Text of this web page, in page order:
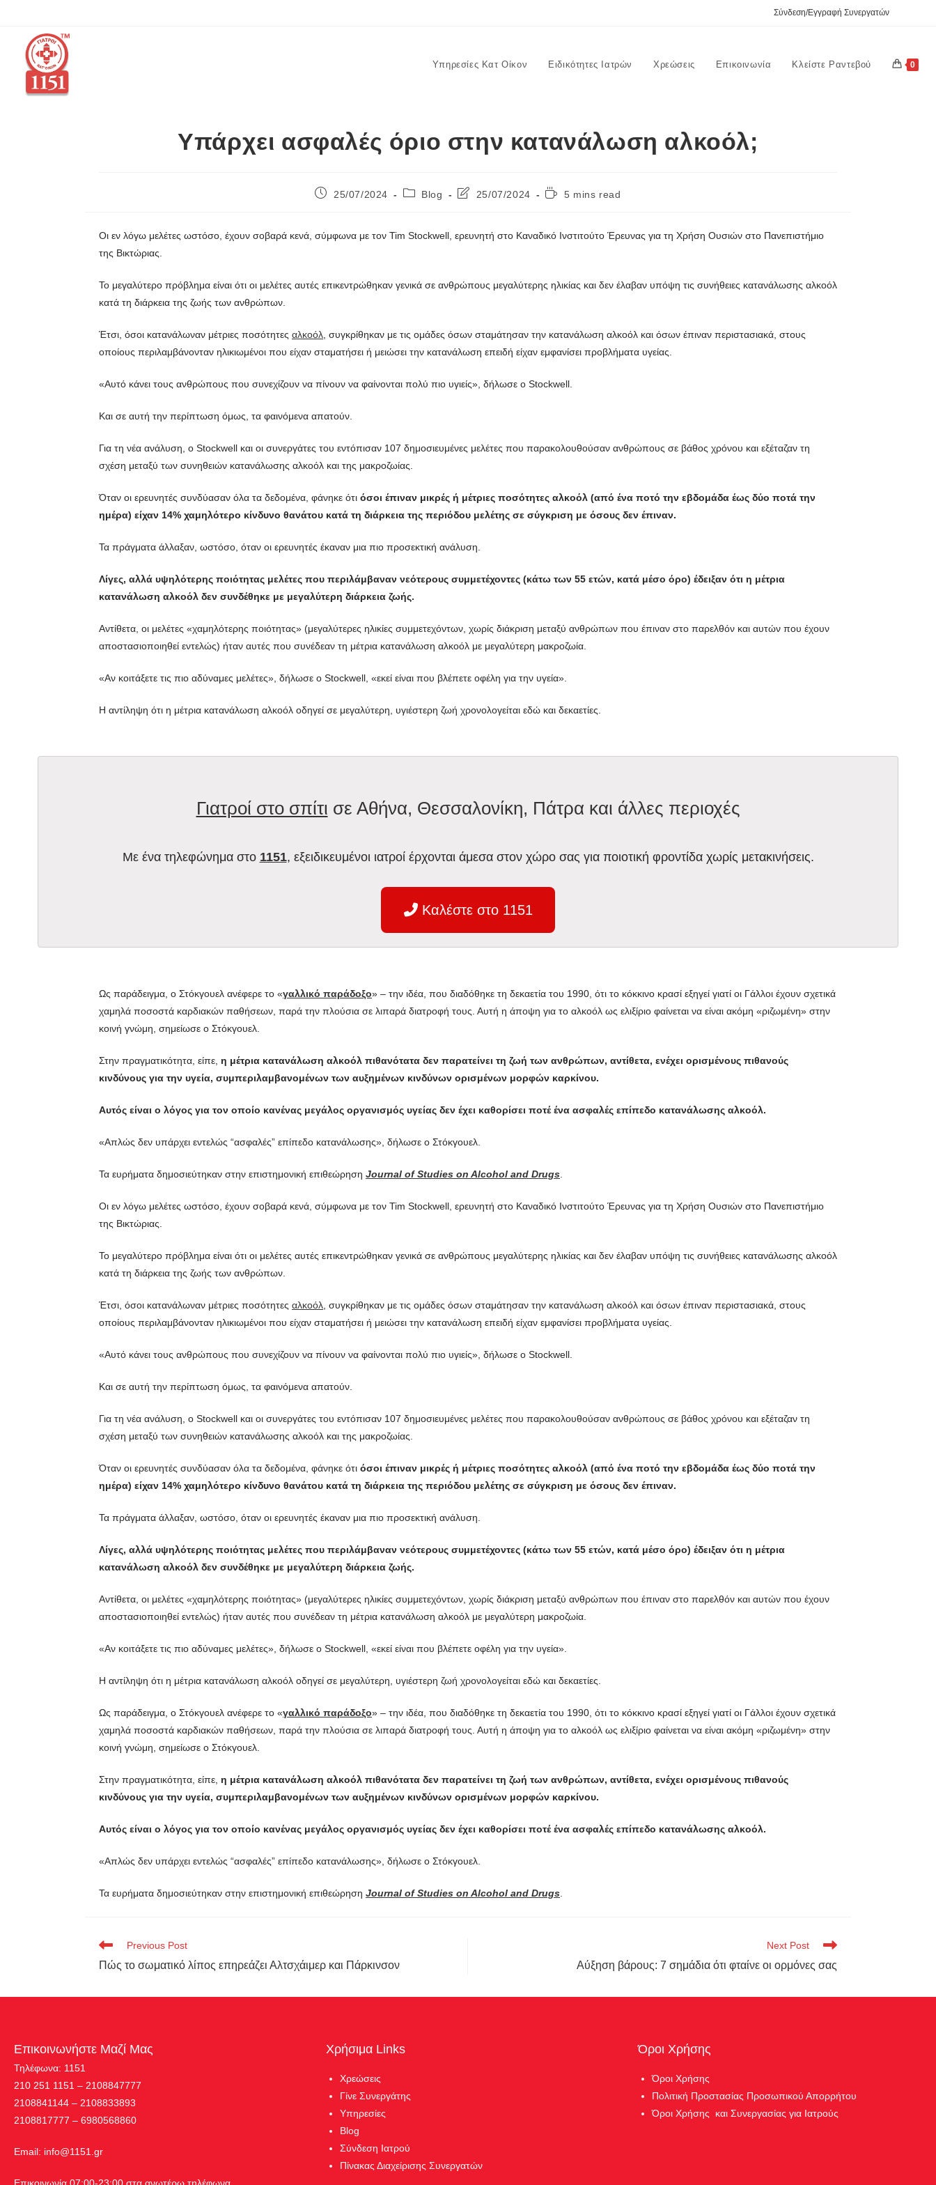
Σύνδεση/Εγγραφή Συνεργατών
Υπηρεσίες Κατ Οίκον Ειδικότητες Ιατρών Χρεώσεις Επικοινωνία Κλείστε Ραντεβού 0
Υπάρχει ασφαλές όριο στην κατανάλωση αλκοόλ;
25/07/2024 Blog 25/07/2024 5 mins read
Οι εν λόγω μελέτες ωστόσο, έχουν σοβαρά κενά, σύμφωνα με τον Tim Stockwell, ερευνητή στο Καναδικό Ινστιτούτο Έρευνας για τη Χρήση Ουσιών στο Πανεπιστήμιο
της Βικτώριας.
Το μεγαλύτερο πρόβλημα είναι ότι οι μελέτες αυτές επικεντρώθηκαν γενικά σε ανθρώπους μεγαλύτερης ηλικίας και δεν έλαβαν υπόψη τις συνήθειες κατανάλωσης αλκοόλ
κατά τη διάρκεια της ζωής των ανθρώπων.
Έτσι, όσοι κατανάλωναν μέτριες ποσότητες αλκοόλ , συγκρίθηκαν με τις ομάδες όσων σταμάτησαν την κατανάλωση αλκοόλ και όσων έπιναν περιστασιακά, στους
οποίους περιλαμβάνονταν ηλικιωμένοι που είχαν σταματήσει ή μειώσει την κατανάλωση επειδή είχαν εμφανίσει προβλήματα υγείας.
«Αυτό κάνει τους ανθρώπους που συνεχίζουν να πίνουν να φαίνονται πολύ πιο υγιείς», δήλωσε ο Stockwell.
Και σε αυτή την περίπτωση όμως, τα φαινόμενα απατούν.
Για τη νέα ανάλυση, ο Stockwell και οι συνεργάτες του εντόπισαν 107 δημοσιευμένες μελέτες που παρακολουθούσαν ανθρώπους σε βάθος χρόνου και εξέταζαν τη
σχέση μεταξύ των συνηθειών κατανάλωσης αλκοόλ και της μακροζωίας.
Όταν οι ερευνητές συνδύασαν όλα τα δεδομένα, φάνηκε ότι όσοι έπιναν μικρές ή μέτριες ποσότητες αλκοόλ (από ένα ποτό την εβδομάδα έως δύο ποτά την
ημέρα) είχαν 14% χαμηλότερο κίνδυνο θανάτου κατά τη διάρκεια της περιόδου μελέτης σε σύγκριση με όσους δεν έπιναν.
Τα πράγματα άλλαξαν, ωστόσο, όταν οι ερευνητές έκαναν μια πιο προσεκτική ανάλυση.
Λίγες, αλλά υψηλότερης ποιότητας μελέτες που περιλάμβαναν νεότερους συμμετέχοντες (κάτω των 55 ετών, κατά μέσο όρο) έδειξαν ότι η μέτρια
κατανάλωση αλκοόλ δεν συνδέθηκε με μεγαλύτερη διάρκεια ζωής.
Αντίθετα, οι μελέτες «χαμηλότερης ποιότητας» (μεγαλύτερες ηλικίες συμμετεχόντων, χωρίς διάκριση μεταξύ ανθρώπων που έπιναν στο παρελθόν και αυτών που έχουν
αποστασιοποιηθεί εντελώς) ήταν αυτές που συνέδεαν τη μέτρια κατανάλωση αλκοόλ με μεγαλύτερη μακροζωία.
«Αν κοιτάξετε τις πιο αδύναμες μελέτες», δήλωσε ο Stockwell, «εκεί είναι που βλέπετε οφέλη για την υγεία».
Η αντίληψη ότι η μέτρια κατανάλωση αλκοόλ οδηγεί σε μεγαλύτερη, υγιέστερη ζωή χρονολογείται εδώ και δεκαετίες.
Γιατροί στο σπίτι σε Αθήνα, Θεσσαλονίκη, Πάτρα και άλλες περιοχές
Με ένα τηλεφώνημα στο 1151, εξειδικευμένοι ιατροί έρχονται άμεσα στον χώρο σας για ποιοτική φροντίδα χωρίς μετακινήσεις.
Καλέστε στο 1151
Ως παράδειγμα, ο Στόκγουελ ανέφερε το «γαλλικό παράδοξο» – την ιδέα, που διαδόθηκε τη δεκαετία του 1990, ότι το κόκκινο κρασί εξηγεί γιατί οι Γάλλοι έχουν σχετικά
χαμηλά ποσοστά καρδιακών παθήσεων, παρά την πλούσια σε λιπαρά διατροφή τους. Αυτή η άποψη για το αλκοόλ ως ελιξίριο φαίνεται να είναι ακόμη «ριζωμένη» στην
κοινή γνώμη, σημείωσε ο Στόκγουελ.
Στην πραγματικότητα, είπε, η μέτρια κατανάλωση αλκοόλ πιθανότατα δεν παρατείνει τη ζωή των ανθρώπων, αντίθετα, ενέχει ορισμένους πιθανούς
κινδύνους για την υγεία, συμπεριλαμβανομένων των αυξημένων κινδύνων ορισμένων μορφών καρκίνου.
Αυτός είναι ο λόγος για τον οποίο κανένας μεγάλος οργανισμός υγείας δεν έχει καθορίσει ποτέ ένα ασφαλές επίπεδο κατανάλωσης αλκοόλ.
«Απλώς δεν υπάρχει εντελώς “ασφαλές” επίπεδο κατανάλωσης», δήλωσε ο Στόκγουελ.
Τα ευρήματα δημοσιεύτηκαν στην επιστημονική επιθεώρηση Journal of Studies on Alcohol and Drugs.
Οι εν λόγω μελέτες ωστόσο, έχουν σοβαρά κενά, σύμφωνα με τον Tim Stockwell, ερευνητή στο Καναδικό Ινστιτούτο Έρευνας για τη Χρήση Ουσιών στο Πανεπιστήμιο
της Βικτώριας.
Το μεγαλύτερο πρόβλημα είναι ότι οι μελέτες αυτές επικεντρώθηκαν γενικά σε ανθρώπους μεγαλύτερης ηλικίας και δεν έλαβαν υπόψη τις συνήθειες κατανάλωσης αλκοόλ
κατά τη διάρκεια της ζωής των ανθρώπων.
Έτσι, όσοι κατανάλωναν μέτριες ποσότητες αλκοόλ, συγκρίθηκαν με τις ομάδες όσων σταμάτησαν την κατανάλωση αλκοόλ και όσων έπιναν περιστασιακά, στους
οποίους περιλαμβάνονταν ηλικιωμένοι που είχαν σταματήσει ή μειώσει την κατανάλωση επειδή είχαν εμφανίσει προβλήματα υγείας.
«Αυτό κάνει τους ανθρώπους που συνεχίζουν να πίνουν να φαίνονται πολύ πιο υγιείς», δήλωσε ο Stockwell.
Και σε αυτή την περίπτωση όμως, τα φαινόμενα απατούν.
Για τη νέα ανάλυση, ο Stockwell και οι συνεργάτες του εντόπισαν 107 δημοσιευμένες μελέτες που παρακολουθούσαν ανθρώπους σε βάθος χρόνου και εξέταζαν τη
σχέση μεταξύ των συνηθειών κατανάλωσης αλκοόλ και της μακροζωίας.
Όταν οι ερευνητές συνδύασαν όλα τα δεδομένα, φάνηκε ότι όσοι έπιναν μικρές ή μέτριες ποσότητες αλκοόλ (από ένα ποτό την εβδομάδα έως δύο ποτά την
ημέρα) είχαν 14% χαμηλότερο κίνδυνο θανάτου κατά τη διάρκεια της περιόδου μελέτης σε σύγκριση με όσους δεν έπιναν.
Τα πράγματα άλλαξαν, ωστόσο, όταν οι ερευνητές έκαναν μια πιο προσεκτική ανάλυση.
Λίγες, αλλά υψηλότερης ποιότητας μελέτες που περιλάμβαναν νεότερους συμμετέχοντες (κάτω των 55 ετών, κατά μέσο όρο) έδειξαν ότι η μέτρια
κατανάλωση αλκοόλ δεν συνδέθηκε με μεγαλύτερη διάρκεια ζωής.
Αντίθετα, οι μελέτες «χαμηλότερης ποιότητας» (μεγαλύτερες ηλικίες συμμετεχόντων, χωρίς διάκριση μεταξύ ανθρώπων που έπιναν στο παρελθόν και αυτών που έχουν
αποστασιοποιηθεί εντελώς) ήταν αυτές που συνέδεαν τη μέτρια κατανάλωση αλκοόλ με μεγαλύτερη μακροζωία.
«Αν κοιτάξετε τις πιο αδύναμες μελέτες», δήλωσε ο Stockwell, «εκεί είναι που βλέπετε οφέλη για την υγεία».
Η αντίληψη ότι η μέτρια κατανάλωση αλκοόλ οδηγεί σε μεγαλύτερη, υγιέστερη ζωή χρονολογείται εδώ και δεκαετίες.
Ως παράδειγμα, ο Στόκγουελ ανέφερε το «γαλλικό παράδοξο» – την ιδέα, που διαδόθηκε τη δεκαετία του 1990, ότι το κόκκινο κρασί εξηγεί γιατί οι Γάλλοι έχουν σχετικά
χαμηλά ποσοστά καρδιακών παθήσεων, παρά την πλούσια σε λιπαρά διατροφή τους. Αυτή η άποψη για το αλκοόλ ως ελιξίριο φαίνεται να είναι ακόμη «ριζωμένη» στην
κοινή γνώμη, σημείωσε ο Στόκγουελ.
Στην πραγματικότητα, είπε, η μέτρια κατανάλωση αλκοόλ πιθανότατα δεν παρατείνει τη ζωή των ανθρώπων, αντίθετα, ενέχει ορισμένους πιθανούς
κινδύνους για την υγεία, συμπεριλαμβανομένων των αυξημένων κινδύνων ορισμένων μορφών καρκίνου.
Αυτός είναι ο λόγος για τον οποίο κανένας μεγάλος οργανισμός υγείας δεν έχει καθορίσει ποτέ ένα ασφαλές επίπεδο κατανάλωσης αλκοόλ.
«Απλώς δεν υπάρχει εντελώς “ασφαλές” επίπεδο κατανάλωσης», δήλωσε ο Στόκγουελ.
Τα ευρήματα δημοσιεύτηκαν στην επιστημονική επιθεώρηση Journal of Studies on Alcohol and Drugs.
Previous Post
Πώς το σωματικό λίπος επηρεάζει Αλτσχάιμερ και Πάρκινσον
Next Post
Αύξηση βάρους: 7 σημάδια ότι φταίνε οι ορμόνες σας
Επικοινωνήστε Μαζί Μας
Τηλέφωνα: 1151
210 251 1151 – 2108847777
2108841144 – 2108833893
2108817777 – 6980568860
Εmail: info@1151.gr
Χρήσιμα Links
Χρεώσεις
Γίνε Συνεργάτης
Υπηρεσίες
Blog
Σύνδεση Ιατρού
Πίνακας Διαχείρισης Συνεργατών
Όροι Χρήσης
Όροι Χρήσης
Πολιτική Προστασίας Προσωπικού Απορρήτου
Όροι Χρήσης και Συνεργασίας για Ιατρούς